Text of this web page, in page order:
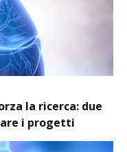
la ricerca: due
i progetti